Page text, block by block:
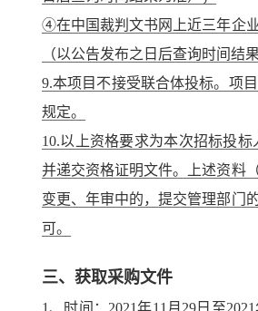
④在中国裁判文书网上近三年企
（以公告发布之日后查询时间结
9.本项目不接受联合体投标。项
规定。
10.以上资格要求为本次招标投
并递交资格证明文件。上述资料
变更、年审中的，提交管理部门
可。
三、获取采购文件
1、时间： 2021年11月29日 至